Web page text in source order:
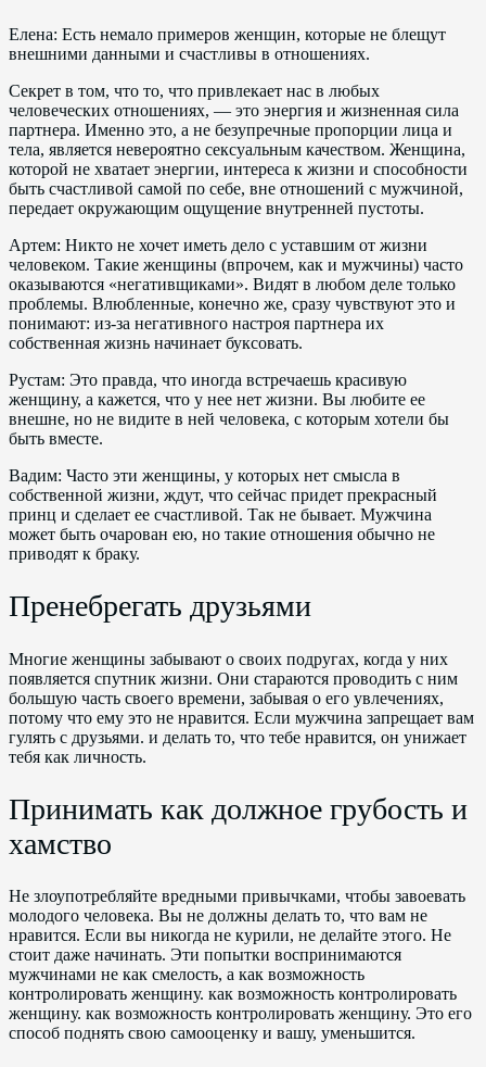
Елена: Есть немало примеров женщин, которые не блещут
внешними данными и счастливы в отношениях.
Секрет в том, что то, что привлекает нас в любых
человеческих отношениях, — это энергия и жизненная сила
партнера. Именно это, а не безупречные пропорции лица и
тела, является невероятно сексуальным качеством. Женщина,
которой не хватает энергии, интереса к жизни и способности
быть счастливой самой по себе, вне отношений с мужчиной,
передает окружающим ощущение внутренней пустоты.
Артем: Никто не хочет иметь дело с уставшим от жизни
человеком. Такие женщины (впрочем, как и мужчины) часто
оказываются «негативщиками». Видят в любом деле только
проблемы. Влюбленные, конечно же, сразу чувствуют это и
понимают: из-за негативного настроя партнера их
собственная жизнь начинает буксовать.
Рустам: Это правда, что иногда встречаешь красивую
женщину, а кажется, что у нее нет жизни. Вы любите ее
внешне, но не видите в ней человека, с которым хотели бы
быть вместе.
Вадим: Часто эти женщины, у которых нет смысла в
собственной жизни, ждут, что сейчас придет прекрасный
принц и сделает ее счастливой. Так не бывает. Мужчина
может быть очарован ею, но такие отношения обычно не
приводят к браку.
Пренебрегать друзьями
Многие женщины забывают о своих подругах, когда у них
появляется спутник жизни. Они стараются проводить с ним
большую часть своего времени, забывая о его увлечениях,
потому что ему это не нравится. Если мужчина запрещает вам
гулять с друзьями. и делать то, что тебе нравится, он унижает
тебя как личность.
Принимать как должное грубость и
хамство
Не злоупотребляйте вредными привычками, чтобы завоевать
молодого человека. Вы не должны делать то, что вам не
нравится. Если вы никогда не курили, не делайте этого. Не
стоит даже начинать. Эти попытки воспринимаются
мужчинами не как смелость, а как возможность
контролировать женщину. как возможность контролировать
женщину. как возможность контролировать женщину. Это его
способ поднять свою самооценку и вашу, уменьшится.